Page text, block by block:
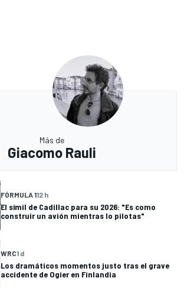
Más de
Giacomo Rauli
FÓRMULA 112 h
El símil de Cadillac para su 2026: "Es como
construir un avión mientras lo pilotas"
WRC1 d
Los dramáticos momentos justo tras el grave
accidente de Ogier en Finlandia